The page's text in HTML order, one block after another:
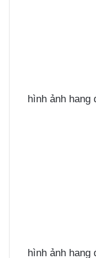
hình ảnh hang
hình ảnh hang